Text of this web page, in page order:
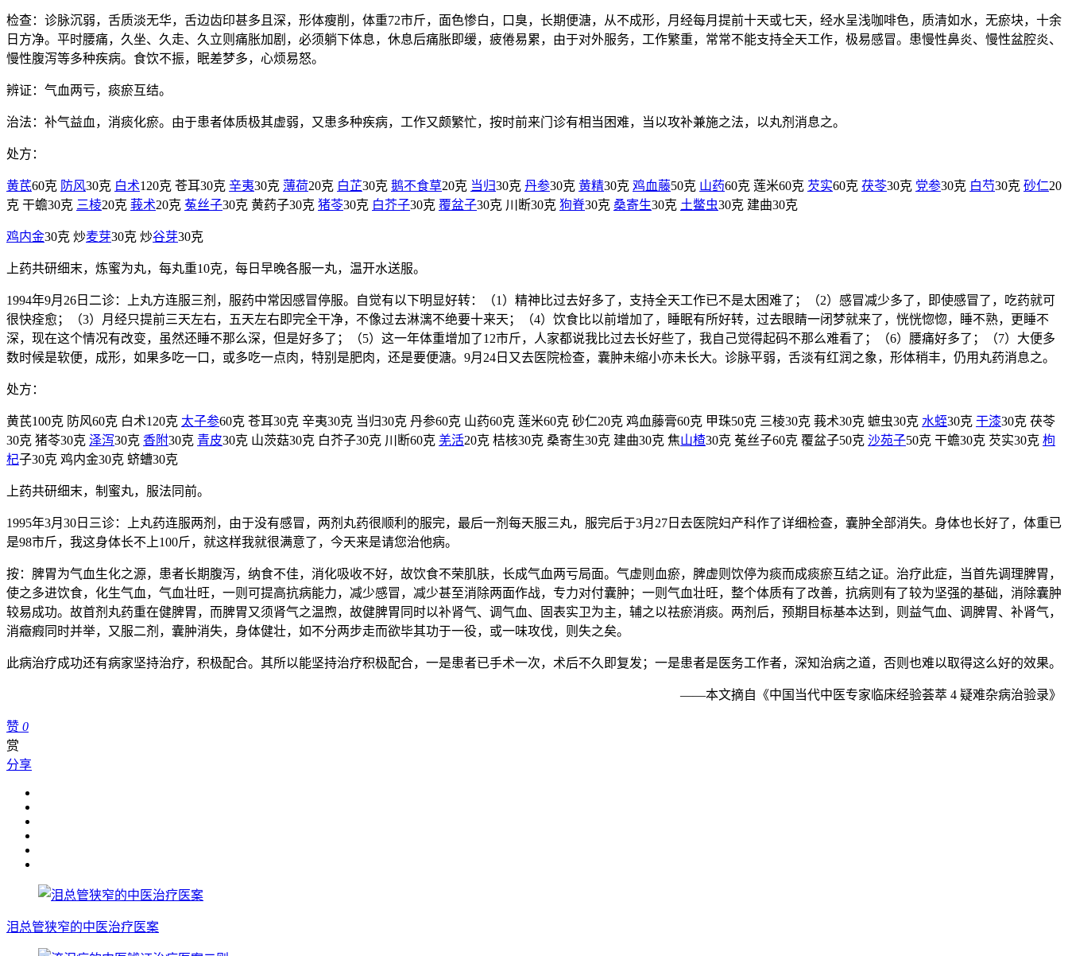
检查：诊脉沉弱，舌质淡无华，舌边齿印甚多且深，形体瘦削，体重72市斤，面色惨白，口臭，长期便溏，从不成形，月经每月提前十天或七天，经水呈浅咖啡色，质清如水，无瘀块，十余
日方净。平时腰痛，久坐、久走、久立则痛胀加剧，必须躺下体息，休息后痛胀即缓，疲倦易累，由于对外服务，工作繁重，常常不能支持全天工作，极易感冒。患慢性鼻炎、慢性盆腔炎、
慢性腹泻等多种疾病。食饮不振，眠差梦多，心烦易怒。
辨证：气血两亏，痰瘀互结。
治法：补气益血，消痰化瘀。由于患者体质极其虚弱，又患多种疾病，工作又颇繁忙，按时前来门诊有相当困难，当以攻补兼施之法，以丸剂消息之。
处方：
黄芪60克 防风30克 白术120克 苍耳30克 辛夷30克 薄荷20克 白芷30克 鹅不食草20克 当归30克 丹参30克 黄精30克 鸡血藤50克 山药60克 莲米60克 芡实60克 茯苓30克 党参30克 白芍30克 砂仁20
克 干蟾30克 三棱20克 莪术20克 菟丝子30克 黄药子30克 猪苓30克 白芥子30克 覆盆子30克 川断30克 狗脊30克 桑寄生30克 土鳖虫30克 建曲30克
鸡内金30克 炒麦芽30克 炒谷芽30克
上药共研细末，炼蜜为丸，每丸重10克，每日早晚各服一丸，温开水送服。
1994年9月26日二诊：上丸方连服三剂，服药中常因感冒停服。自觉有以下明显好转：（1）精神比过去好多了，支持全天工作已不是太困难了；（2）感冒减少多了，即使感冒了，吃药就可
很快痊愈；（3）月经只提前三天左右，五天左右即完全干净，不像过去淋漓不绝要十来天；（4）饮食比以前增加了，睡眠有所好转，过去眼睛一闭梦就来了，恍恍惚惚，睡不熟，更睡不
深，现在这个情况有改变，虽然还睡不那么深，但是好多了；（5）这一年体重增加了12市斤，人家都说我比过去长好些了，我自己觉得起码不那么难看了；（6）腰痛好多了；（7）大便多
数时候是软便，成形，如果多吃一口，或多吃一点肉，特别是肥肉，还是要便溏。9月24日又去医院检查，囊肿未缩小亦未长大。诊脉平弱，舌淡有红润之象，形体稍丰，仍用丸药消息之。
处方：
黄芪100克 防风60克 白术120克 太子参60克 苍耳30克 辛夷30克 当归30克 丹参60克 山药60克 莲米60克 砂仁20克 鸡血藤膏60克 甲珠50克 三棱30克 莪术30克 蟅虫30克 水蛭30克 干漆30克 茯苓
30克 猪苓30克 泽泻30克 香附30克 青皮30克 山茨菇30克 白芥子30克 川断60克 羌活20克 桔核30克 桑寄生30克 建曲30克 焦山楂30克 菟丝子60克 覆盆子50克 沙苑子50克 干蟾30克 芡实30克 枸
杞子30克 鸡内金30克 蛴螬30克
上药共研细末，制蜜丸，服法同前。
1995年3月30日三诊：上丸药连服两剂，由于没有感冒，两剂丸药很顺利的服完，最后一剂每天服三丸，服完后于3月27日去医院妇产科作了详细检查，囊肿全部消失。身体也长好了，体重已
是98市斤，我这身体长不上100斤，就这样我就很满意了，今天来是请您治他病。
按：脾胃为气血生化之源，患者长期腹泻，纳食不佳，消化吸收不好，故饮食不荣肌肤，长成气血两亏局面。气虚则血瘀，脾虚则饮停为痰而成痰瘀互结之证。治疗此症，当首先调理脾胃，
使之多进饮食，化生气血，气血壮旺，一则可提高抗病能力，减少感冒，减少甚至消除两面作战，专力对付囊肿；一则气血壮旺，整个体质有了改善，抗病则有了较为坚强的基础，消除囊肿
较易成功。故首剂丸药重在健脾胃，而脾胃又须肾气之温煦，故健脾胃同时以补肾气、调气血、固表实卫为主，辅之以祛瘀消痰。两剂后，预期目标基本达到，则益气血、调脾胃、补肾气，
消癥瘕同时并举，又服二剂，囊肿消失，身体健壮，如不分两步走而欲毕其功于一役，或一味攻伐，则失之矣。
此病治疗成功还有病家坚持治疗，积极配合。其所以能坚持治疗积极配合，一是患者已手术一次，术后不久即复发；一是患者是医务工作者，深知治病之道，否则也难以取得这么好的效果。
——本文摘自《中国当代中医专家临床经验荟萃 4 疑难杂病治验录》
赞 0
赏
分享
泪总管狭窄的中医治疗医案